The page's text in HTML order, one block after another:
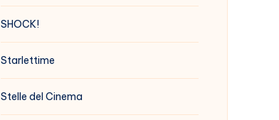
SHOCK!
Starlettime
Stelle del Cinema